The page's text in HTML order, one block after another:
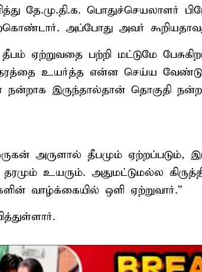
தே.மு.தி.க. பொதுச்செயலாளர்
அப்போது அவர்
தீபம் ஏற்றுவதை பற்றி மட்டுமே
உயர்த்த என்ன செய்ய
நன்றாக இருந்தால்தான் தொகுதி
அருளால் தீபமும் ஏற்றப்படும்,
உயரும். அதுமட்டுமல்ல
வாழ்க்கையில் ஒளி ஏற்றுவார்.”